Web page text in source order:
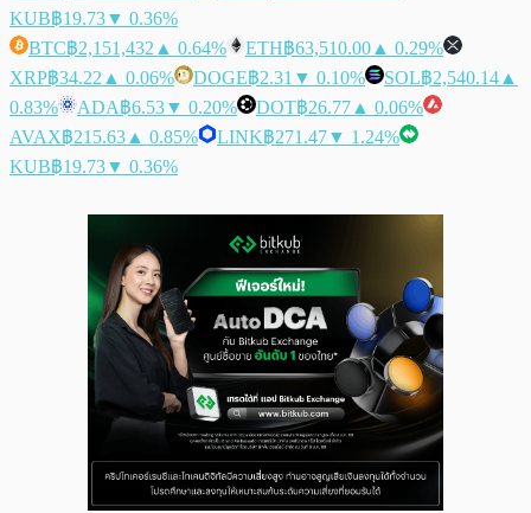
KUB฿19.73▼ 0.36%
BTC฿2,151,432 ▲ 0.64% ETH฿63,510.00 ▲ 0.29%
XRP฿34.22 ▲ 0.06% DOGE฿2.31 ▼ 0.10% SOL฿2,540.14 ▲
0.83%
ADA฿6.53▼ 0.20% DOT฿26.77 ▲ 0.06%
AVAX฿215.63 ▲ 0.85% LINK฿271.47▼ 1.24%
KUB฿19.73▼ 0.36%